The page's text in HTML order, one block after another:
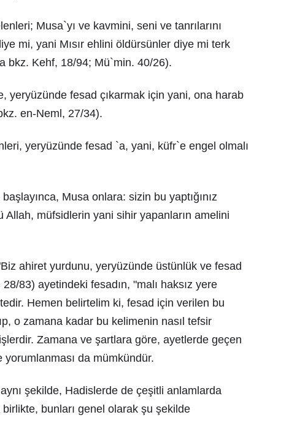
Musa`yı ve kavmini, seni ve tanrılarını
mi, yani Mısır ehlini öldürsünler diye mi terk
bkz. Kehf, 18/94; Mü`min. 40/26).
yeryüzünde fesad çıkarmak için yani, ona harab
en-Neml, 27/34).
yeryüzünde fesad `a, yani, küfr`e engel olmalı
Musa onlara: sizin bu yaptığınız
Allah, müfsidlerin yani sihir yapanların amelini
ahiret yurdunu, yeryüzünde üstünlük ve fesad
83) ayetindeki fesadın, "malı haksız yere
Hemen belirtelim ki, fesad için verilen bu
o zamana kadar bu kelimenin nasıl tefsir
Zamana ve şartlara göre, ayetlerde geçen
da mümkündür.
şekilde, Hadislerde de çeşitli anlamlarda
birlikte, bunları genel olarak şu şekilde